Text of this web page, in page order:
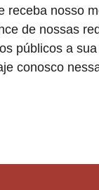
receba nosso
de nossas
públicos a
conosco